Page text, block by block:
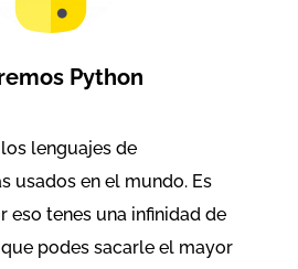
Python
lenguajes de
usados en el mundo. Es
eso tenes una infinidad de
podes sacarle el mayor